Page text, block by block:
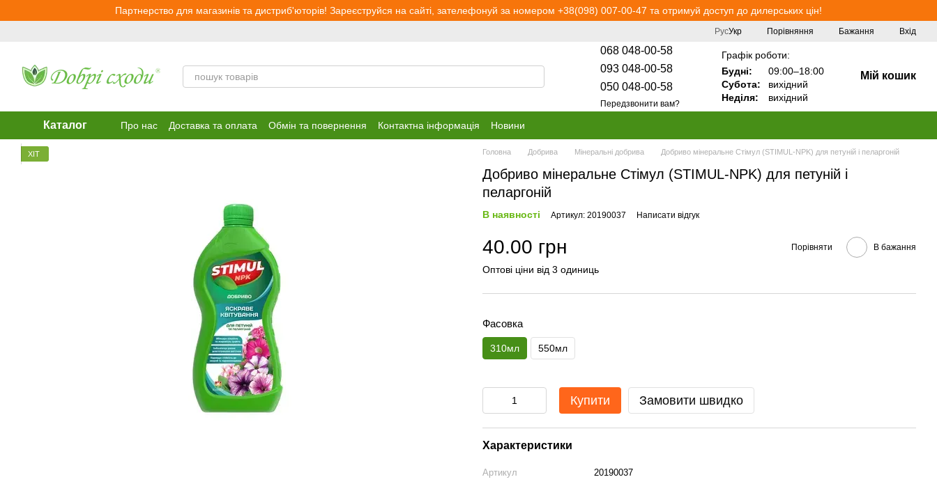
Перейти до основного контентуПартнерство для магазинів та дистриб'юторів! Зареєструйся на сайті, зателефонуй за номером +38(098) 007-00-47 та отримуй доступ до дилерських цін!
РусУкр Порівняння Бажання Вхід
068 048-00-58
093 048-00-58
050 048-00-58
Передзвонити вам?
Графік роботи:
Будні:
09:00–18:00
Субота:
вихідний
Неділя:
вихідний
Мій кошик
Каталог Про нас Доставка та оплата Обмін та повернення Контактна інформація Новини
ХІТ Головна Добрива Мінеральні добрива Добриво мінеральне Стімул (STIMUL-NPK) для петуній і пеларгоній
Добриво мінеральне Стімул (STIMUL-NPK) для петуній і
пеларгоній
В наявності Артикул: 20190037 Написати відгук
40.00 грн Порівняти В бажання
Оптові ціни від 3 одиниць
Фасовка
310мл 550мл
Купити Замовити швидко
Характеристики
Артикул
20190037